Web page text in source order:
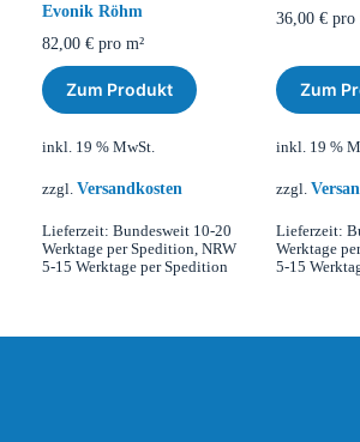
Evonik Röhm
82,00 € pro m²
Zum Produkt
inkl. 19 % MwSt.
zzgl. Versandkosten
Lieferzeit: Bundesweit 10-20
Werktage per Spedition, NRW
5-15 Werktage per Spedition
36,00 €pro
Zum
inkl. 19 %
zzgl.
Lieferzeit:
Werktage
5-15